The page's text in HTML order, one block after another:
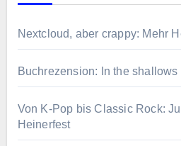
Nextcloud, aber crappy: Mehr
Buchrezension: In the
Von K-Pop bis Classic Rock:
Heinerfest